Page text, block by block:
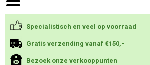
Specialistisch en veel op voorraad
Gratis verzending vanaf €150,-
Bezoek onze verkooppunten